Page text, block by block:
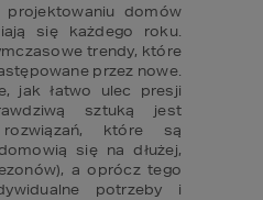
domów
się każdego roku.
trendy, które
przez nowe.
jak łatwo ulec presji
sztuką jest
które są
się na dłużej,
a oprócz tego
potrzeby i